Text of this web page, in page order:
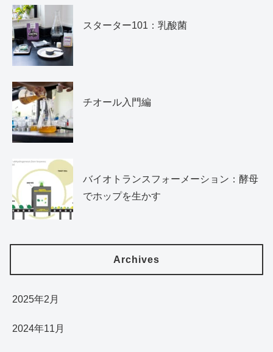
スターター101：乳酸菌
チオール入門編
バイオトランスフォーメーション：酵母
でホップを生かす
Archives
2025年2月
2024年11月